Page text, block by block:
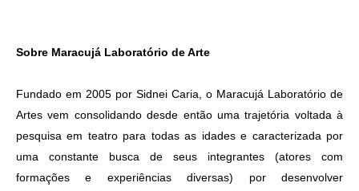
Sobre Maracujá Laboratório de Arte
Fundado em 2005 por Sidnei Caria, o Maracujá Laboratório de
Artes vem consolidando desde então uma trajetória voltada à
pesquisa em teatro para todas as idades e caracterizada por
uma constante busca de seus integrantes (atores com
formações e experiências diversas) por desenvolver